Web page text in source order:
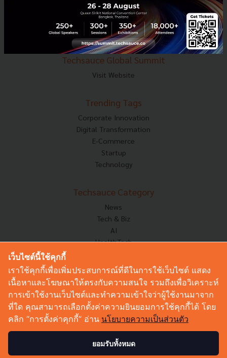
Techsauce Services
Privacy Policy
ส่งบทความ
Techsauce Global Summit
Visit Website
Trending Tags
Corporate Innovation
Digital Transformation
E-Commerce
Startup
Technology
Techsauce Category
News
Tech & Biz
AI
HealthTech
Corp Innov
Saucy Thoughts
Sustainable
Videos
Podcast
เว็บไซต์นี้ใช้คุกกี้
เราใช้คุกกี้เพื่อเพิ่มประสบการณ์ที่ดีในการใช้เว็บไซต์ แสดง
เนื้อหาและโฆษณาให้ตรงกับความสนใจ รวมถึงเพื่อวิเคราะห์
การเข้าใช้งานเว็บไซต์และทำความเข้าใจว่าผู้ใช้งานมาจาก
ที่ใด คุณสามารถเลือกตั้งค่าความยินยอมการใช้คุกกี้ได้ โดย
คลิก “การตั้งค่าคุกกี้” อ่าน นโยบายความเป็นส่วนตัว
ยอมรับทั้งหมด